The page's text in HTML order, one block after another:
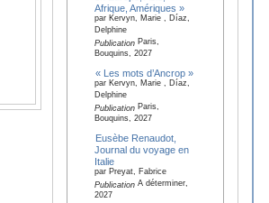
Afrique, Amériques »
par Kervyn, Marie , Díaz,
Delphine
PublicationParis,
Bouquins, 2027
« Les mots d’Ancrop »
par Kervyn, Marie , Díaz,
Delphine
PublicationParis,
Bouquins, 2027
Eusèbe Renaudot,
Journal du voyage en
Italie
par Preyat, Fabrice
PublicationA déterminer,
2027